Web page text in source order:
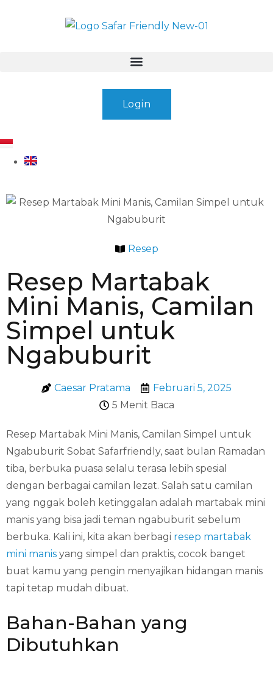
Login
Resep
Resep Martabak
Mini Manis, Camilan
Simpel untuk
Ngabuburit
Caesar Pratama
Februari 5, 2025
5 Menit Baca
Resep Martabak Mini Manis, Camilan Simpel untuk
Ngabuburit Sobat Safarfriendly, saat bulan Ramadan
tiba, berbuka puasa selalu terasa lebih spesial
dengan berbagai camilan lezat. Salah satu camilan
yang nggak boleh ketinggalan adalah martabak mini
manis yang bisa jadi teman ngabuburit sebelum
berbuka. Kali ini, kita akan berbagi resep martabak
mini manis yang simpel dan praktis, cocok banget
buat kamu yang pengin menyajikan hidangan manis
tapi tetap mudah dibuat.
Bahan-Bahan yang
Dibutuhkan